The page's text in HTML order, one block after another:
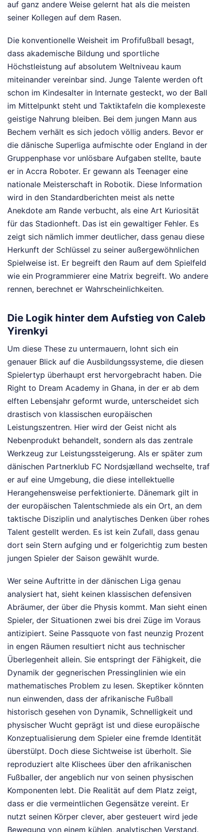
auf ganz andere Weise gelernt hat als die meisten
seiner Kollegen auf dem Rasen.
Die konventionelle Weisheit im Profifußball besagt,
dass akademische Bildung und sportliche
Höchstleistung auf absolutem Weltniveau kaum
miteinander vereinbar sind. Junge Talente werden oft
schon im Kindesalter in Internate gesteckt, wo der Ball
im Mittelpunkt steht und Taktiktafeln die komplexeste
geistige Nahrung bleiben. Bei dem jungen Mann aus
Bechem verhält es sich jedoch völlig anders. Bevor er
die dänische Superliga aufmischte oder England in der
Gruppenphase vor unlösbare Aufgaben stellte, baute
er in Accra Roboter. Er gewann als Teenager eine
nationale Meisterschaft in Robotik. Diese Information
wird in den Standardberichten meist als nette
Anekdote am Rande verbucht, als eine Art Kuriosität
für das Stadionheft. Das ist ein gewaltiger Fehler. Es
zeigt sich nämlich immer deutlicher, dass genau diese
Herkunft der Schlüssel zu seiner außergewöhnlichen
Spielweise ist. Er begreift den Raum auf dem Spielfeld
wie ein Programmierer eine Matrix begreift. Wo andere
rennen, berechnet er Wahrscheinlichkeiten.
Die Logik hinter dem Aufstieg von Caleb
Yirenkyi
Um diese These zu untermauern, lohnt sich ein
genauer Blick auf die Ausbildungssysteme, die diesen
Spielertyp überhaupt erst hervorgebracht haben. Die
Right to Dream Academy in Ghana, in der er ab dem
elften Lebensjahr geformt wurde, unterscheidet sich
drastisch von klassischen europäischen
Leistungszentren. Hier wird der Geist nicht als
Nebenprodukt behandelt, sondern als das zentrale
Werkzeug zur Leistungssteigerung. Als er später zum
dänischen Partnerklub FC Nordsjælland wechselte, traf
er auf eine Umgebung, die diese intellektuelle
Herangehensweise perfektionierte. Dänemark gilt in
der europäischen Talentschmiede als ein Ort, an dem
taktische Disziplin und analytisches Denken über rohes
Talent gestellt werden. Es ist kein Zufall, dass genau
dort sein Stern aufging und er folgerichtig zum besten
jungen Spieler der Saison gewählt wurde.
Wer seine Auftritte in der dänischen Liga genau
analysiert hat, sieht keinen klassischen defensiven
Abräumer, der über die Physis kommt. Man sieht einen
Spieler, der Situationen zwei bis drei Züge im Voraus
antizipiert. Seine Passquote von fast neunzig Prozent
in engen Räumen resultiert nicht aus technischer
Überlegenheit allein. Sie entspringt der Fähigkeit, die
Dynamik der gegnerischen Pressinglinien wie ein
mathematisches Problem zu lesen. Skeptiker könnten
nun einwenden, dass der afrikanische Fußball
historisch gesehen von Dynamik, Schnelligkeit und
physischer Wucht geprägt ist und diese europäische
Konzeptualisierung dem Spieler eine fremde Identität
überstülpt. Doch diese Sichtweise ist überholt. Sie
reproduziert alte Klischees über den afrikanischen
Fußballer, der angeblich nur von seinen physischen
Komponenten lebt. Die Realität auf dem Platz zeigt,
dass er die vermeintlichen Gegensätze vereint. Er
nutzt seinen Körper clever, aber gesteuert wird jede
Bewegung von einem kühlen, analytischen Verstand.